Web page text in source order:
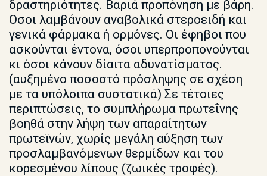
δραστηριότητες. Βαριά προπόνηση με βάρη.
Οσοι λαμβάνουν αναβολικά στεροειδή και
γενικά φάρμακα ή ορμόνες. Οι έφηβοι που
ασκούνται έντονα, όσοι υπερπροπονούνται
κι όσοι κάνουν δίαιτα αδυνατίσματος.
(αυξημένο ποσοστό πρόσληψης σε σχέση
με τα υπόλοιπα συστατικά) Σε τέτοιες
περιπτώσεις, το συμπλήρωμα πρωτεΐνης
βοηθά στην λήψη των απαραίτητων
πρωτεϊνών, χωρίς μεγάλη αύξηση των
προσλαμβανόμενων θερμίδων και του
κορεσμένου λίπους (ζωικές τροφές).